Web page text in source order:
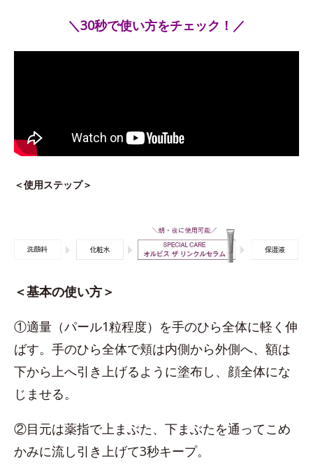
＼30秒で使い方をチェック！／
＜使用ステップ＞
＜基本の使い方＞
①適量（パール1粒程度）を手のひら全体に軽く伸
ばす。手のひら全体で頬は内側から外側へ、額は
下から上へ引き上げるように塗布し、顔全体にな
じませる。
②目元は薬指で上まぶた、下まぶたを通ってこめ
かみに流し引き上げて3秒キープ。